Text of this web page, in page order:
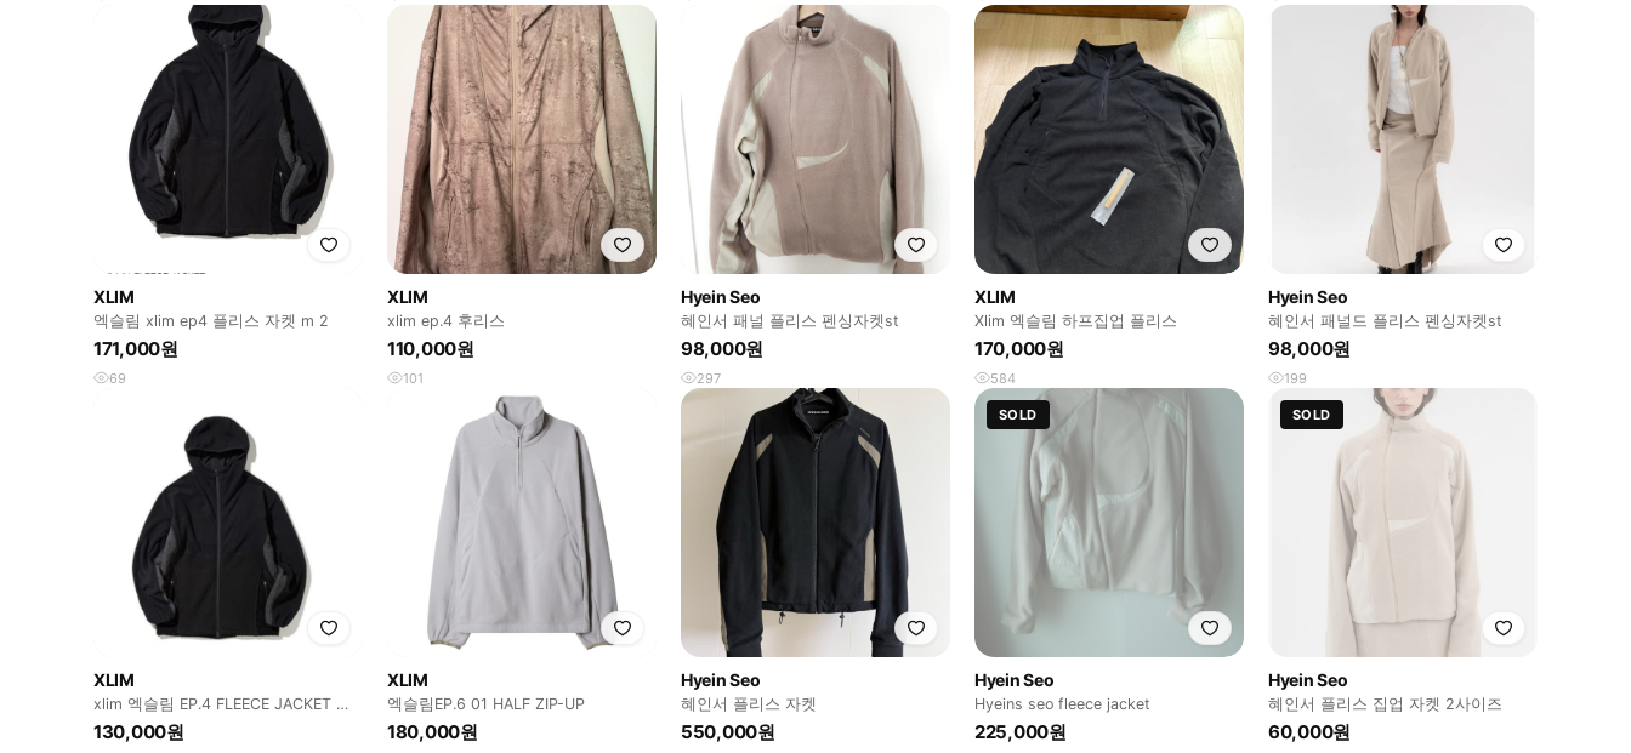
XLIM
엑슬림 xlim ep4 플리스 자켓 m 2
171,000원
69
XLIM
xlim ep.4 후리스
110,000원
101
Hyein Seo
혜인서 패널 플리스 펜싱자켓st
98,000원
297
XLIM
Xlim 엑슬림 하프집업 플리스
170,000원
584
Hyein Seo
혜인서 패널드 플리스 펜싱자켓st
98,000원
199
XLIM
xlim 엑슬림 EP.4 FLEECE JACKET 후
리스 자켓 [1]
130,000원
XLIM
엑슬림EP.6 01 HALF ZIP-UP
180,000원
Hyein Seo
혜인서 플리스 자켓
550,000원
SOLD
Hyein Seo
Hyeins seo fleece jacket
225,000원
SOLD
Hyein Seo
혜인서 플리스 집업 자켓 2사이즈
60,000원